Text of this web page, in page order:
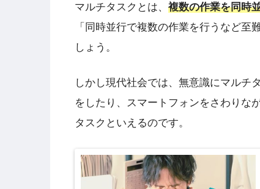
マルチタスクとは、 複数の作業を同時
「同時並行で複数の作業を行うなど
しょう。
しかし現代社会では、無意識にマルチ
をしたり、スマートフォンをさわりな
タスクといえるのです。